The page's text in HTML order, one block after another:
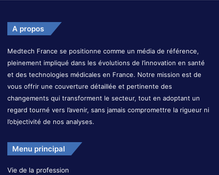
A propos
Medtech France se positionne comme un média de référence,
pleinement impliqué dans les évolutions de l’innovation en santé
et des technologies médicales en France. Notre mission est de
vous offrir une couverture détaillée et pertinente des
changements qui transforment le secteur, tout en adoptant un
regard tourné vers l’avenir, sans jamais compromettre la rigueur ni
l’objectivité de nos analyses.
Menu principal
Vie de la profession